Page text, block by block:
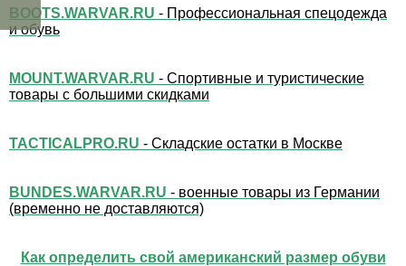
BOOTS.WARVAR.RU - Профессиональная спецодежда
и обувь
MOUNT.WARVAR.RU - Спортивные и туристические
товары с большими скидками
TACTICALPRO.RU - Складские остатки в Москве
BUNDES.WARVAR.RU - военные товары из Германии
(временно не доставляются)
Как определить свой американский размер обуви